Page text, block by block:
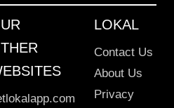
LOKAL
Contact Us
About Us
Privacy